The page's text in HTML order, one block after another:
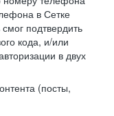
в Сетке
подтвердить
кода, и/или
в двух
(посты,